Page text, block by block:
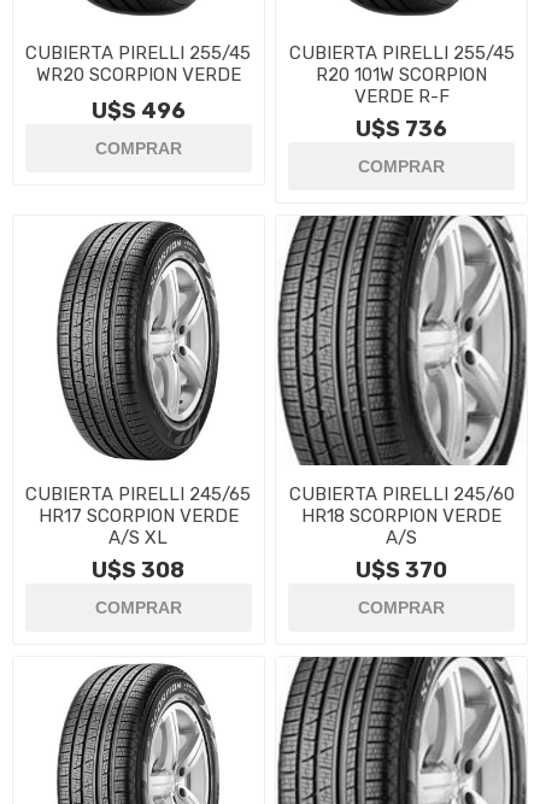
CUBIERTA PIRELLI 255/45
WR20 SCORPION VERDE
U$S 496
CUBIERTA PIRELLI 255/45
R20 101W SCORPION
VERDE R-F
U$S 736
CUBIERTA PIRELLI 245/65
HR17 SCORPION VERDE
A/S XL
U$S 308
CUBIERTA PIRELLI 245/60
HR18 SCORPION VERDE
A/S
U$S 370